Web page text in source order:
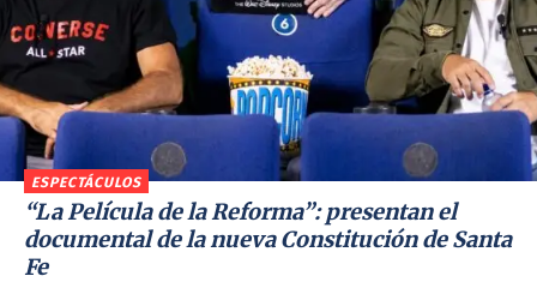
ESPECTÁCULOS
“La Película de la Reforma”: presentan el
documental de la nueva Constitución de Santa
Fe